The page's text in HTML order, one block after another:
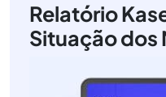
Relatório
Situação dos